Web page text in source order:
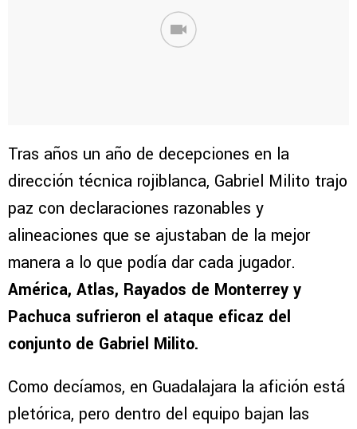
Tras años un año de decepciones en la
dirección técnica rojiblanca, Gabriel Milito trajo
paz con declaraciones razonables y
alineaciones que se ajustaban de la mejor
manera a lo que podía dar cada jugador.
América, Atlas, Rayados de Monterrey y
Pachuca sufrieron el ataque eficaz del
conjunto de Gabriel Milito.
Como decíamos, en Guadalajara la afición está
pletórica, pero dentro del equipo bajan las